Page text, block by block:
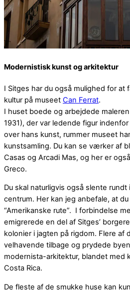
Modernistisk kunst og arkitektur
I Sitges har du også mulighed for
kultur på museet Can Ferrat.
I huset boede og arbejdede
1931), der var ledende figur
over hans kunst, rummer museet
kunstsamling. Du kan se værker af
Casas og Arcadi Mas, og her er
Greco.
Du skal naturligvis også slente
centrum. Her kan jeg anbefale, at du
“Amerikanske rute”. I forbindelse
emigrerede en del af Sitges’
kolonier i jagten på rigdom. Flere af
velhavende tilbage og prydede
modernista-arkitektur, blandet med
Costa Rica.
De fleste af de smukke huse kan